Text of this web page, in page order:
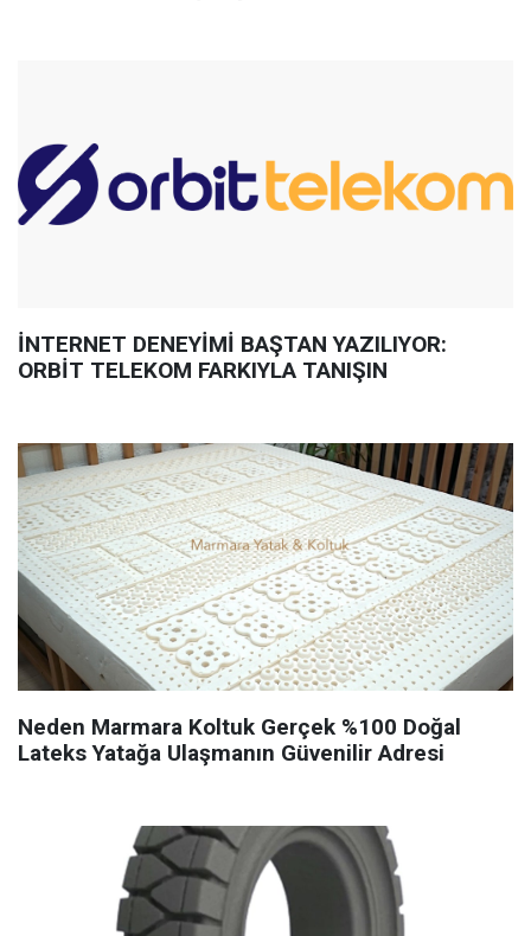
İNTERNET DENEYİMİ BAŞTAN YAZILIYOR:
ORBİT TELEKOM FARKIYLA TANIŞIN
Neden Marmara Koltuk Gerçek %100 Doğal
Lateks Yatağa Ulaşmanın Güvenilir Adresi